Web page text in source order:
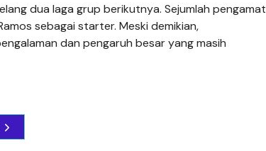
dua laga grup berikutnya. Sejumlah pengamat
sebagai starter. Meski demikian,
dan pengaruh besar yang masih